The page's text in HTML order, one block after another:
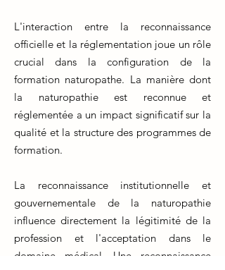
L'interaction entre la reconnaissance
officielle et la réglementation joue un rôle
crucial dans la configuration de la
formation naturopathe. La manière dont
la naturopathie est reconnue et
réglementée a un impact significatif sur la
qualité et la structure des programmes de
formation.
La reconnaissance institutionnelle et
gouvernementale de la naturopathie
influence directement la légitimité de la
profession et l'acceptation dans le
domaine médical. Une reconnaissance